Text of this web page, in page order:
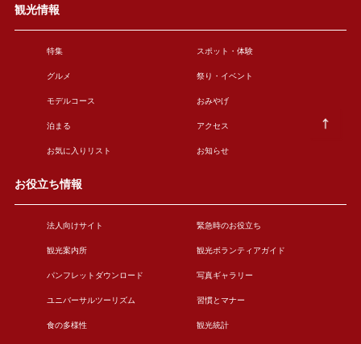
観光情報
特集 スポット・体験
グルメ 祭り・イベント
モデルコース おみやげ
泊まる アクセス
お気に入りリスト お知らせ
お役立ち情報
法人向けサイト 緊急時のお役立ち
観光案内所 観光ボランティアガイド
パンフレットダウンロード 写真ギャラリー
ユニバーサルツーリズム 習慣とマナー
食の多様性 観光統計